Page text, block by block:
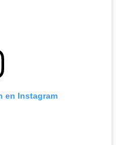
en Instagram